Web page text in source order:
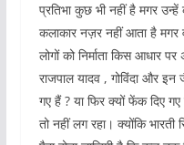
प्रतिभा कुछ भी नहीं है मगर
कलाकार नज़र नहीं आता है मगर
लोगों को निर्माता किस आधार
राजपाल यादव , गोविंदा और
गए हैं ? या फिर क्यों फेंक दिए
तो नहीं लग रहा। क्योंकि